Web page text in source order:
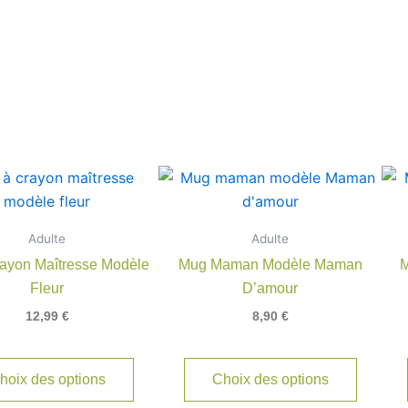
Adulte
Maîtresse Modèle
Fleur
12,99 €
des options
Adulte
Mug Maman Modèle Maman
D’amour
8,90 €
Choix des options